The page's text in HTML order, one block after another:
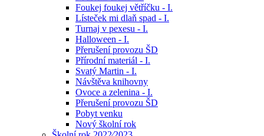
Foukej foukej větříčku - I.
Lísteček mi dlaň spad - I.
Turnaj v pexesu - I.
Halloween - I.
Přerušení provozu ŠD
Přírodní materiál - I.
Svatý Martin - I.
Návštěva knihovny
Ovoce a zelenina - I.
Přerušení provozu ŠD
Pobyt venku
Nový školní rok